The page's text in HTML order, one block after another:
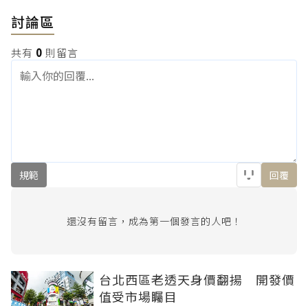
討論區
共有 0 則留言
規範 回覆
還沒有留言，成為第一個發言的人吧！
台北西區老透天身價翻揚 開發價
值受市場矚目